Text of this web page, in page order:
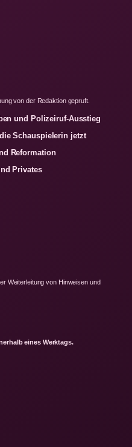
von der Redaktion gepruft.
und Polizeiruf-Ausstieg
Schauspielerin jetzt
Reformation
Privates
Weiterleitung von Hinweisen und
eines Werktags.